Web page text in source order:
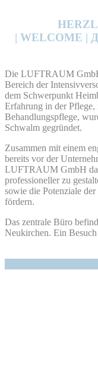
| WELCOME
Die LUFTRAUM
Bereich der
dem Schwerpunkt
Erfahrung in der Pflege,
Behandlungspflege,
Schwalm gegründet.
Zusammen mit einem
bereits vor der
LUFTRAUM GmbH
professioneller zu
sowie die Potenziale
fördern.
Das zentrale Büro
Neukirchen. Ein